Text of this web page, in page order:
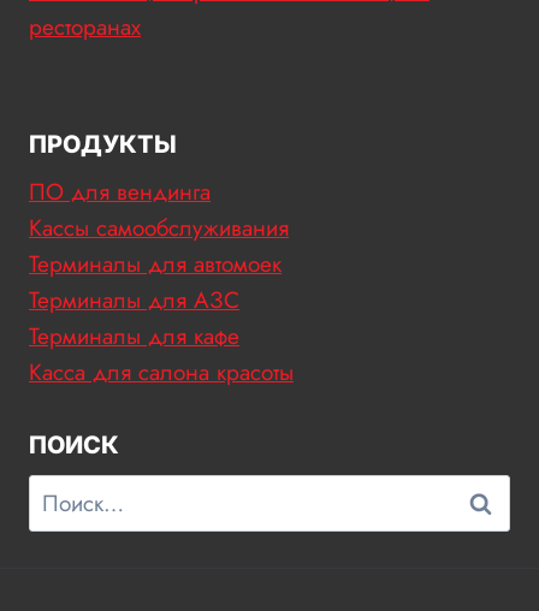
ресторанах
ПРОДУКТЫ
ПО для вендинга
Кассы самообслуживания
Терминалы для автомоек
Терминалы для АЗС
Терминалы для кафе
Касса для салона красоты
ПОИСК
Найти: